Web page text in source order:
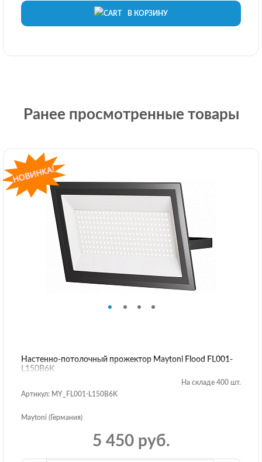
В КОРЗИНУ
Ранее просмотренные товары
Настенно-потолочный прожектор Maytoni Flood FL001-
L150B6K
На складе 400 шт.
Артикул: MY_FL001-L150B6K
Maytoni (Германия)
5 450 руб.